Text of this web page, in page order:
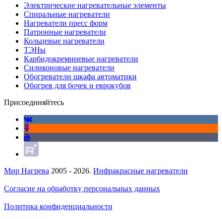
Электрические нагревательные элементы
Спиральные нагреватели
Нагреватели пресс форм
Патронные нагреватели
Кольцевые нагреватели
ТЭНы
Карбидокремниевые нагреватели
Силиконовые нагреватели
Обогреватели шкафа автоматики
Обогрев для бочек и еврокубов
Присоединяйтесь
Мир Нагрева 2005 - 2026. Инфракрасные нагреватели
Согласие на обработку персональных данных
Политика конфиденциальности